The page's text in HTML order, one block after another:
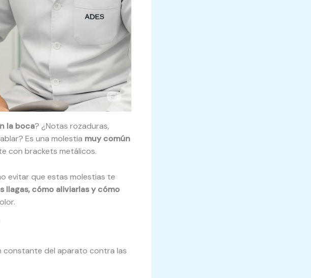
la boca? ¿Notas rozaduras,
Es una molestia muy común
con brackets metálicos.
evitar que estas molestias te
llagas, cómo aliviarlas y cómo
del aparato contra las